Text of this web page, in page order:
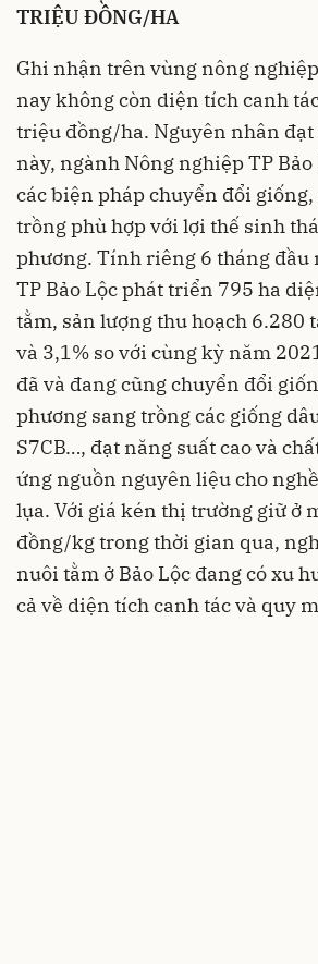
TRIỆU ĐỒNG/HA
Ghi nhận trên vùng nông
nay không còn diện tích canh
triệu đồng/ha. Nguyên nhân đạt
này, ngành Nông nghiệp TP
các biện pháp chuyển đổi giống,
trồng phù hợp với lợi thế sinh
phương. Tính riêng 6 tháng đầu
TP Bảo Lộc phát triển 795 ha
tằm, sản lượng thu hoạch 6.280
và 3,1% so với cùng kỳ năm
đã và đang cũng chuyển đổi
phương sang trồng các giống
S7CB…, đạt năng suất cao và
ứng nguồn nguyên liệu cho
lụa. Với giá kén thị trường giữ ở
đồng/kg trong thời gian qua,
nuôi tằm ở Bảo Lộc đang có xu
cả về diện tích canh tác và quy